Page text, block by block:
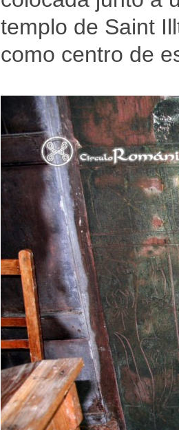
templo de Saint
como centro de